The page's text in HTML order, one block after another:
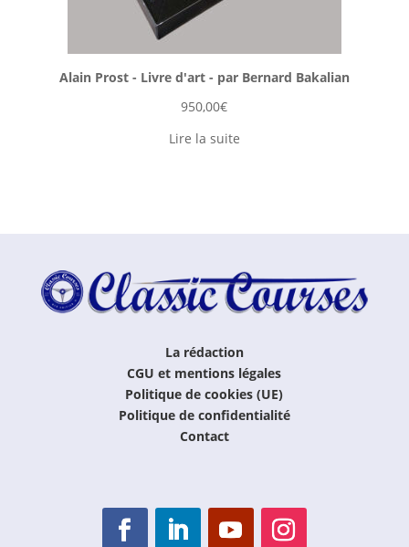
Alain Prost - Livre d'art - par Bernard Bakalian
950,00€
Lire la suite
La rédaction
CGU et mentions légales
Politique de cookies (UE)
Politique de confidentialité
Contact